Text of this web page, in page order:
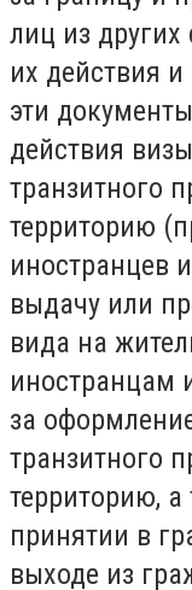
лиц из других
их действия
эти
действия
транзитного
территорию
иностранцев
выдачу или
вида на
иностранцам
за
транзитного
территорию,
принятии в
выходе из